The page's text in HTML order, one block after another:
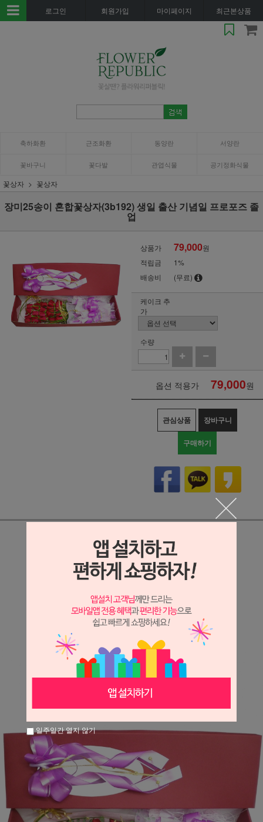
로그인 회원가입 마이페이지 최근본상품
축하화환 근조화환 동양란 서양란
꽃바구니 꽃다발 관엽식물 공기정화식물
꽃상자 꽃상자
장미25송이 혼합꽃상자(3b192) 생일 출산 기념일 프로포즈 졸
업
상품가 79,000원
적립금
1%
배송비
(무료)
케이크 추
가
수량
옵션 적용가 79,000원
관심상품 장바구니
구매하기
상세정보 새창 열기
※ 필독해주세요 ※
장미는 시세 변동에 따라 가격이 달라질 수 있으니
문의 후 주문 바랍니다.
일주일간 열지 않기